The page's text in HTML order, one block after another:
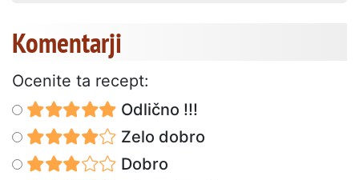
Komentarji
Ocenite ta recept:
Odlično !!!
Zelo dobro
Dobro